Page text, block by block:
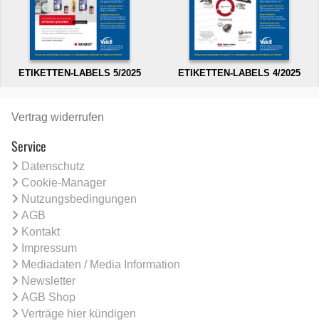
ETIKETTEN-LABELS 5/2025 ETIKETTEN-LABELS 4/2025
Vertrag widerrufen
Service
Datenschutz
Cookie-Manager
Nutzungsbedingungen
AGB
Kontakt
Impressum
Mediadaten / Media Information
Newsletter
AGB Shop
Verträge hier kündigen